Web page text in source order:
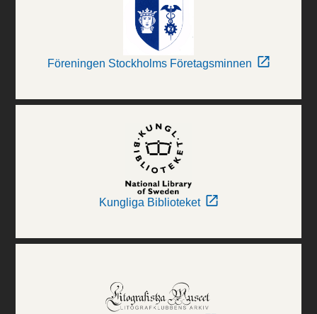
Föreningen Stockholms Företagsminnen
Kungliga Biblioteket